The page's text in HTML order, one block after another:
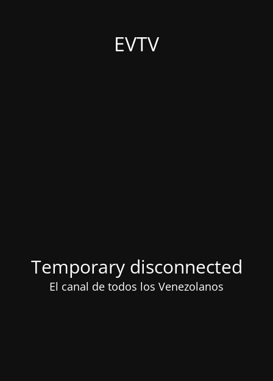
EVTV
Temporary disconnected
El canal de todos los Venezolanos